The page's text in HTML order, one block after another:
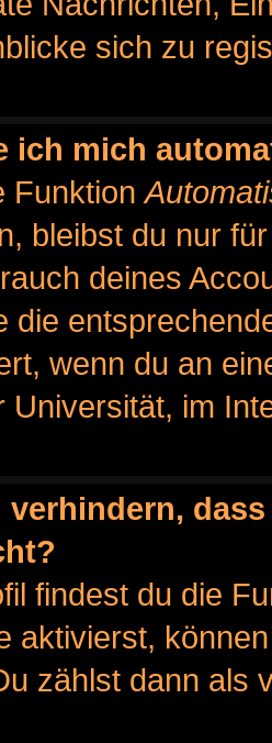
sich zu
ich mich
Funktion
bleibst du nur
deines
die
wenn du an
Universität, im
verhindern,
findest du die
aktivierst,
zählst dann als